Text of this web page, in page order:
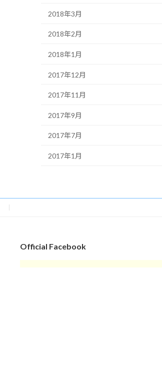
2018年3月
2018年2月
2018年1月
2017年12月
2017年11月
2017年9月
2017年7月
2017年1月
Official Facebook